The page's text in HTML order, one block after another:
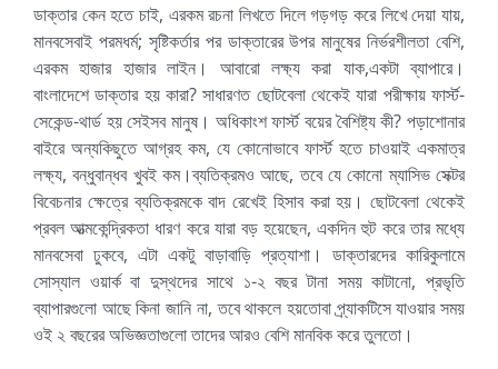
ডাক্তার কেন হতে চাই, এরকম রচনা লিখতে দিলে গড়গড় করে লিখে দেয়া যায়,
মানবসেবাই পরমধর্ম; সৃষ্টিকর্তার পর ডাক্তারের উপর মানুষের নির্ভরশীলতা বেশি,
এরকম হাজার হাজার লাইন। আবারো লক্ষ্য করা যাক,একটা ব্যাপারে।
বাংলাদেশে ডাক্তার হয় কারা? সাধারণত ছোটবেলা থেকেই যারা পরীক্ষায় ফার্স্ট-
সেকেন্ড-থার্ড হয় সেইসব মানুষ। অধিকাংশ ফার্স্ট বয়ের বৈশিষ্ট্য কী? পড়াশোনার
বাইরে অন্যকিছুতে আগ্রহ কম, যে কোনোভাবে ফার্স্ট হতে চাওয়াই একমাত্র
লক্ষ্য, বন্ধুবান্ধব খুবই কম।ব্যতিক্রমও আছে, তবে যে কোনো ম্যাসিভ সেক্টর
বিবেচনার ক্ষেত্রে ব্যতিক্রমকে বাদ রেখেই হিসাব করা হয়। ছোটবেলা থেকেই
প্রবল আত্মকেন্দ্রিকতা ধারণ করে যারা বড় হয়েছেন, একদিন হুট করে তার মধ্যে
মানবসেবা ঢুকবে, এটা একটু বাড়াবাড়ি প্রত্যাশা। ডাক্তারদের কারিকুলামে
সোস্যাল ওয়ার্ক বা দুস্থদের সাথে ১-২ বছর টানা সময় কাটানো, প্রভৃতি
ব্যাপারগুলো আছে কিনা জানি না, তবে থাকলে হয়তোবা প্র্যাকটিসে যাওয়ার সময়
ওই ২ বছরের অভিজ্ঞতাগুলো তাদের আরও বেশি মানবিক করে তুলতো।